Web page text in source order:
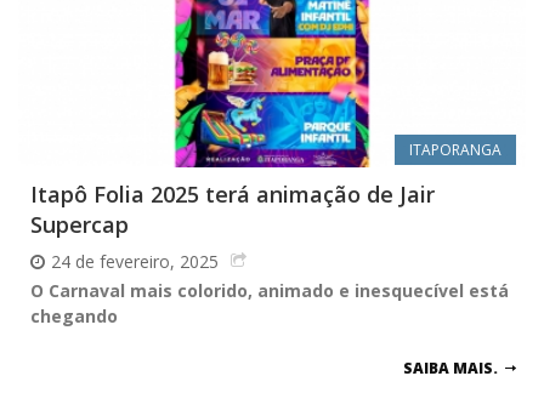
ITAPORANGA
Itapô Folia 2025 terá animação de Jair
Supercap
24 de fevereiro, 2025
O Carnaval mais colorido, animado e inesquecível está
chegando
SAIBA MAIS.